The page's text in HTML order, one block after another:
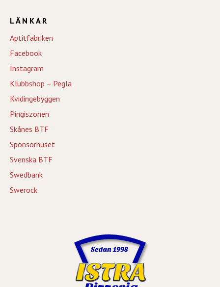
LÄNKAR
Aptitfabriken
Facebook
Instagram
Klubbshop – Pegla
Kvidingebyggen
Pingiszonen
Skånes BTF
Sponsorhuset
Svenska BTF
Swedbank
Swerock